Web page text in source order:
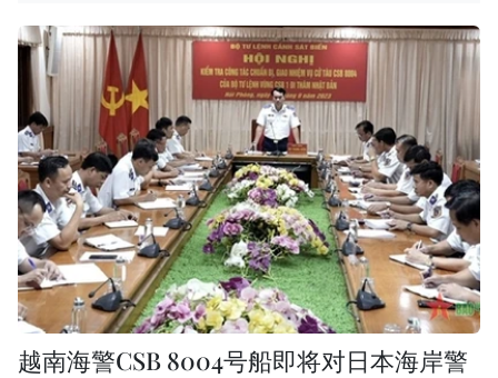
越南海警CSB 8004号船即将对日本海岸警